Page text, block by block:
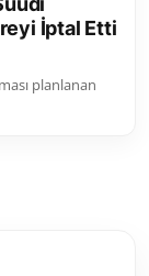
İptal Etti
planlanan